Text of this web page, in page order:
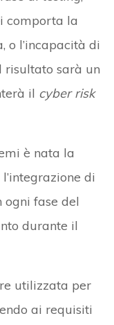
comporta la
l’incapacità di
risultato sarà un
il cyber risk
è nata la
di
fase del
durante il
utilizzata per
ai requisiti